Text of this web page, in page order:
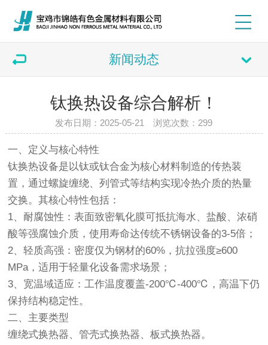
新闻动态
钛换热设备综合解析‌！
发布日期：2025-05-21 浏览次数： 299
一、定义与核心特性‌
钛换热设备是以钛或钛合金为核心材料制造的传热装
置，通过螺旋缠绕、列管式等结构实现冷热介质的热量
交换。其核心特性包括：
1、耐腐蚀性‌：表面致密氧化膜可抵抗海水、盐酸、浓硝
酸等强腐蚀介质，使用寿命达传统不锈钢设备的3-5倍；
2、轻质高强‌：密度仅为钢材的60%，抗拉强度≥600
MPa，适用于轻量化设备需求场景；
3、宽温域适应‌：工作温度覆盖‌-200℃-400℃‌，高温下仍
保持结构稳定性。
二、主要类型
缠绕式换热器、管壳式换热器‌、板式换热器‌。